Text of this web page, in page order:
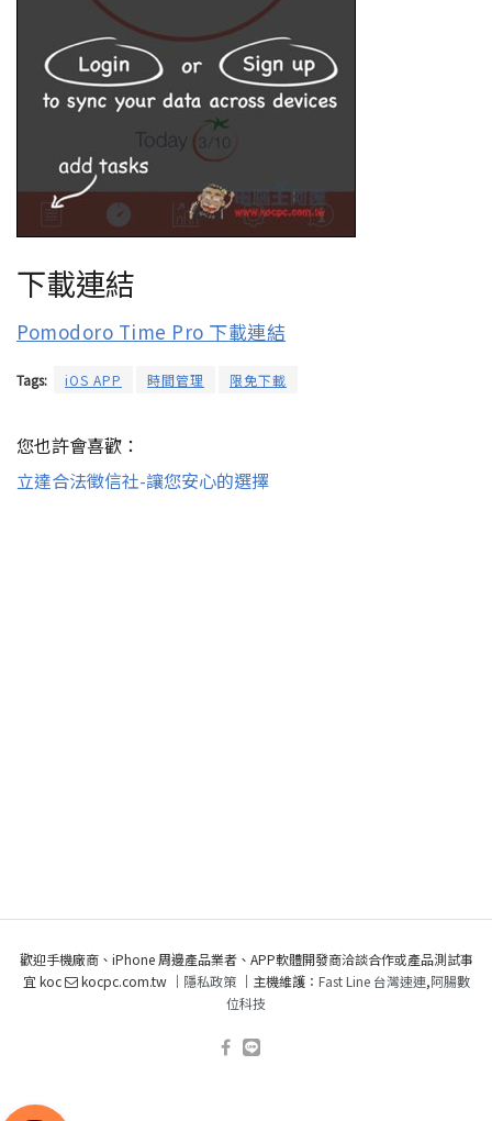
下載連結
Pomodoro Time Pro 下載連結
Tags: iOS APP 時間管理 限免下載
您也許會喜歡：
立達合法徵信社-讓您安心的選擇
歡迎手機廠商、iPhone 周邊產品業者、APP軟體開發商洽談合作或產品測試事
宜 koc
kocpc.com.tw ｜ 隱私政策｜主機維護： Fast Line 台灣速連,阿腸數
位科技